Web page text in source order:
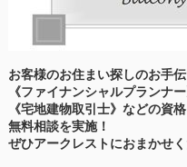
お客様のお住まい探しのお手
《ファイナンシャルプランナ
《宅地建物取引士》などの資
無料相談を実施！
ぜひアークレストにおまかせ